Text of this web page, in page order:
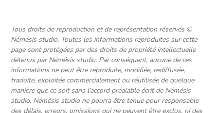
Tous droits de reproduction et de représentation réservés ©
Némésis studio. Toutes les informations reproduites sur cette
page sont protégées par des droits de propriété intellectuelle
détenus par Némésis studio. Par conséquent, aucune de ces
informations ne peut être reproduite, modifiée, rediffusée,
traduite, exploitée commercialement ou réutilisée de quelque
manière que ce soit sans l’accord préalable écrit de Némésis
studio. Némésis studio ne pourra être tenue pour responsable
des délais, erreurs, omissions qui ne peuvent être exclus, ni des